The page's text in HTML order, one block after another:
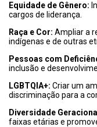
Equidade de Gênero:
cargos de liderança.
Raça e Cor: Ampliar a
indígenas e de outras
Pessoas com
inclusão e
LGBTQIA+: Criar um
discriminação para a
Diversidade
faixas etárias e